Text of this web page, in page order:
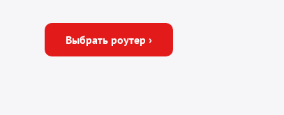
Выбрать роутер ›